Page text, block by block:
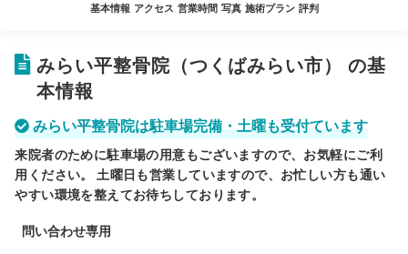
基本情報 アクセス 営業時間 写真 施術プラン 評判
みらい平整骨院（つくばみらい市） の基
本情報
みらい平整骨院は駐車場完備・土曜も受付ています
来院者のために駐車場の用意もございますので、お気軽にご利
用ください。 土曜日も営業していますので、お忙しい方も通い
やすい環境を整えてお待ちしております。
問い合わせ専用